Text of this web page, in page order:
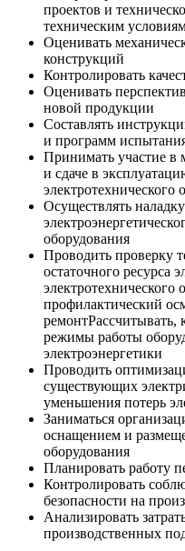
проектов и
техническим
Оценивать
конструкций
Контролировать
Оценивать
новой продукции
Составлять
и программ
Принимать участие в
и сдаче в
электротехнического
Осуществлять
оборудования
Проводить проверку
остаточного ресурса
электротехнического
профилактический
ремонтРассчитывать,
режимы работы
электроэнергетики
Проводить
существующих
уменьшения потерь
Заниматься
оснащением и
оборудования
Планировать работу
Контролировать
безопасности на
Анализировать
производственных